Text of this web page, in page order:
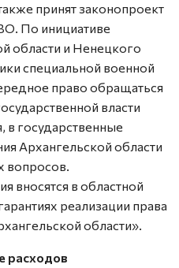
принят законопроект
По инициативе
области и Ненецкого
специальной военной
право обращаться
власти
в государственные
Архангельской области
вопросов.
вносятся в областной
реализации права
области».
расходов